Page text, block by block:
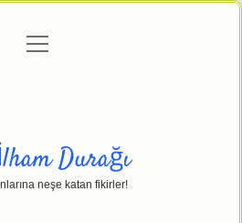
Politikası
menüyü
Durağı
neşe katan fikirler!